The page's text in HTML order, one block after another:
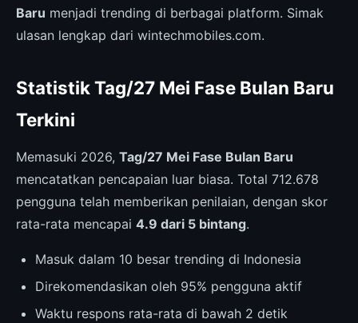
Baru menjadi trending di berbagai platform. Simak
ulasan lengkap dari wintechmobiles.com.
Statistik Tag/27 Mei Fase Bulan Baru
Terkini
Memasuki 2026, Tag/27 Mei Fase Bulan Baru
mencatatkan pencapaian luar biasa. Total 712.678
pengguna telah memberikan penilaian, dengan skor
rata-rata mencapai 4.9 dari 5 bintang.
Masuk dalam 10 besar trending di Indonesia
Direkomendasikan oleh 95% pengguna aktif
Waktu respons rata-rata di bawah 2 detik